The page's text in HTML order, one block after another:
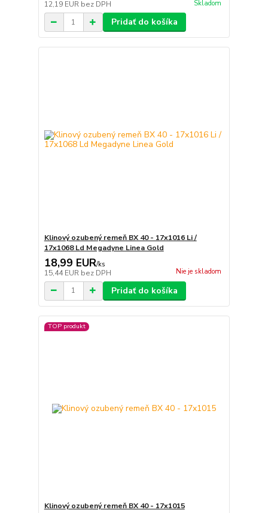
12,19 EUR bez DPH Skladom
Pridať do košíka
Klinový ozubený remeň BX 40 - 17x1016 Li /
17x1068 Ld Megadyne Linea Gold
18,99 EUR/ks
15,44 EUR bez DPH Nie je skladom
Pridať do košíka
TOP produkt
Klinový ozubený remeň BX 40 - 17x1015